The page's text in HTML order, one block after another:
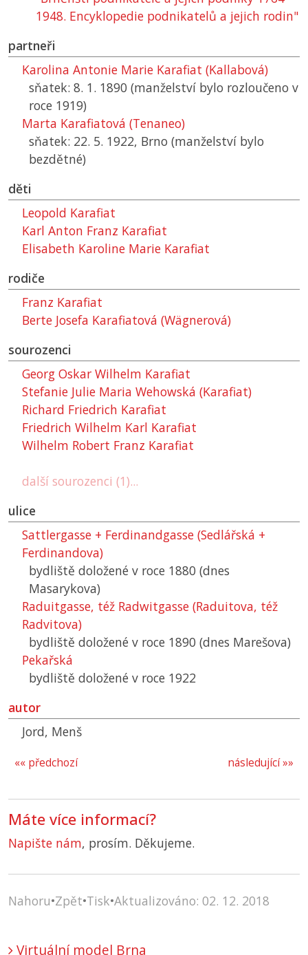
1948. Encyklopedie podnikatelů a jejich rodin"
partneři
Karolina Antonie Marie Karafiat (Kallabová)
sňatek: 8. 1. 1890 (manželství bylo rozloučeno v
roce 1919)
Marta Karafiatová (Tenaneo)
sňatek: 22. 5. 1922, Brno (manželství bylo
bezdětné)
děti
Leopold Karafiat
Karl Anton Franz Karafiat
Elisabeth Karoline Marie Karafiat
rodiče
Franz Karafiat
Berte Josefa Karafiatová (Wägnerová)
sourozenci
Georg Oskar Wilhelm Karafiat
Stefanie Julie Maria Wehowská (Karafiat)
Richard Friedrich Karafiat
Friedrich Wilhelm Karl Karafiat
Wilhelm Robert Franz Karafiat
další sourozenci (1)...
ulice
Sattlergasse + Ferdinandgasse (Sedlářská +
Ferdinandova)
bydliště doložené v roce 1880 (dnes
Masarykova)
Raduitgasse, též Radwitgasse (Raduitova, též
Radvitova)
bydliště doložené v roce 1890 (dnes Marešova)
Pekařská
bydliště doložené v roce 1922
autor
Jord, Menš
následující »»
«« předchozí
Máte více informací?
Napište nám, prosím. Děkujeme.
Nahoru•Zpět•Tisk•Aktualizováno: 02. 12. 2018
Virtuální model Brna